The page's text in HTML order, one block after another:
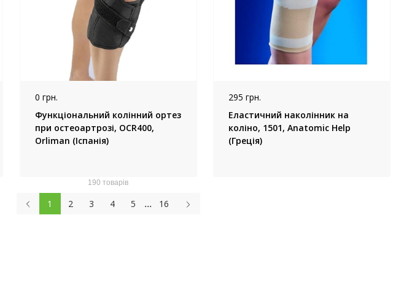
0 грн.
Функціональний колінний ортез
при остеоартрозі, OCR400,
Orliman (Іспанія)
295 грн.
Еластичний наколінник на
коліно, 1501, Anatomic Help
(Греція)
190 товарів
1 2 3 4 5 ... 16